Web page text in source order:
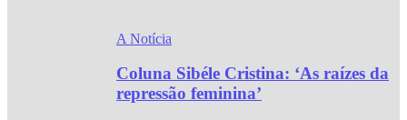
A Notícia
Coluna Sibéle Cristina: ‘As raízes da
repressão feminina’